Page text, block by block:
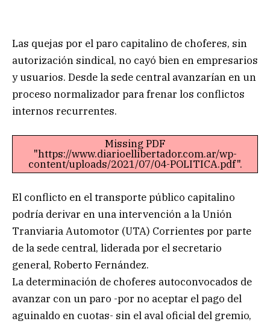
Las quejas por el paro capitalino de choferes, sin
autorización sindical, no cayó bien en empresarios
y usuarios. Desde la sede central avanzarían en un
proceso normalizador para frenar los conflictos
internos recurrentes.
Missing PDF
"https://www.diarioellibertador.com.ar/wp-
content/uploads/2021/07/04-POLITICA.pdf".
El conflicto en el transporte público capitalino
podría derivar en una intervención a la Unión
Tranviaria Automotor (UTA) Corrientes por parte
de la sede central, liderada por el secretario
general, Roberto Fernández.
La determinación de choferes autoconvocados de
avanzar con un paro -por no aceptar el pago del
aguinaldo en cuotas- sin el aval oficial del gremio,